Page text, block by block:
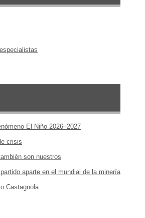
El Niño 2026–2027
crisis
son nuestros
aparte en el mundial de la minería
Castagnola